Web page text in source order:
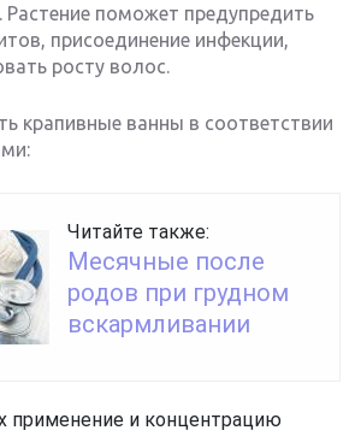
Растение поможет предупредить
присоединение инфекции,
росту волос.
крапивные ванны в соответствии
Читайте также:
Месячные после
родов при грудном
вскармливании
применение и концентрацию